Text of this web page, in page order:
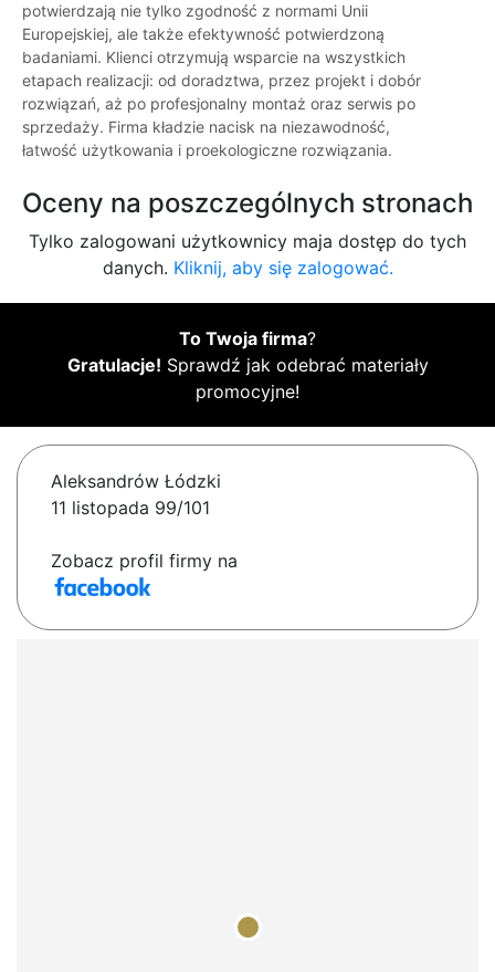
potwierdzają nie tylko zgodność z normami Unii
Europejskiej, ale także efektywność potwierdzoną
badaniami. Klienci otrzymują wsparcie na wszystkich
etapach realizacji: od doradztwa, przez projekt i dobór
rozwiązań, aż po profesjonalny montaż oraz serwis po
sprzedaży. Firma kładzie nacisk na niezawodność,
łatwość użytkowania i proekologiczne rozwiązania.
Oceny na poszczególnych stronach
Tylko zalogowani użytkownicy maja dostęp do tych
danych. Kliknij, aby się zalogować.
To Twoja firma?
Gratulacje! Sprawdź jak odebrać materiały
promocyjne!
Aleksandrów Łódzki
11 listopada 99/101
Zobacz profil firmy na